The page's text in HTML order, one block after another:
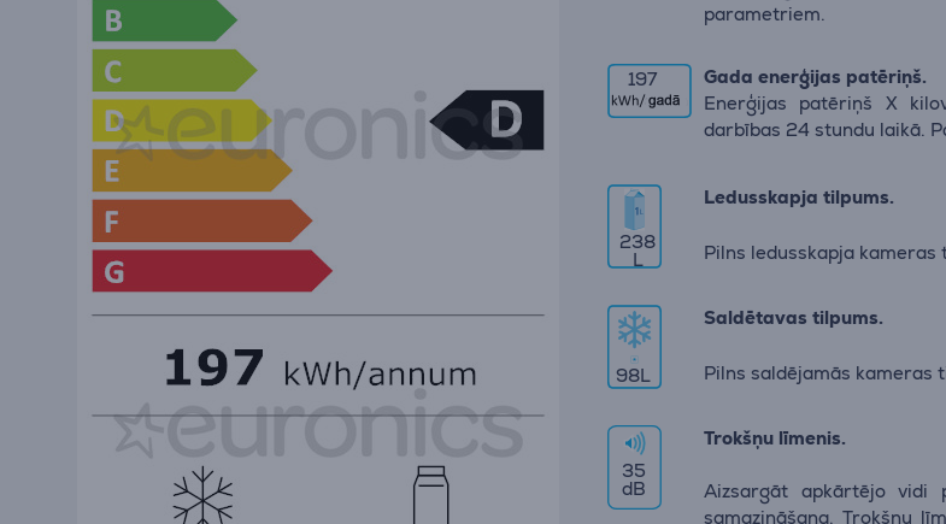
parametriem.
197
Gada enerģijas patēriņš.
Enerģijas patēriņš X
darbības 24 stundu laikā.
238
L
Ledusskapja tilpums.
Pilns ledusskapja kameras
98L
Saldētavas tilpums.
Pilns saldējamās kameras
35
dB
Trokšņu līmenis.
Aizsargāt apkārtējo vidi
samazināšana. Trokšņu